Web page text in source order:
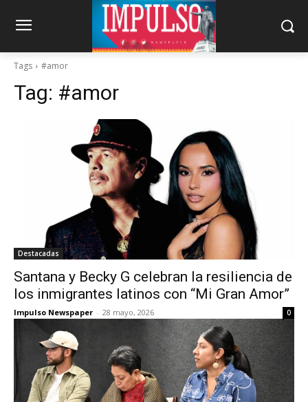
Tags #amor
Tag: #amor
Destacadas
Santana y Becky G celebran la resiliencia de
los inmigrantes latinos con “Mi Gran Amor”
Impulso Newspaper - 28 mayo, 2026 0